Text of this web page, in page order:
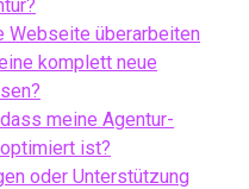
Webseite überarbeiten
komplett neue
meine Agentur-
ist?
oder Unterstützung